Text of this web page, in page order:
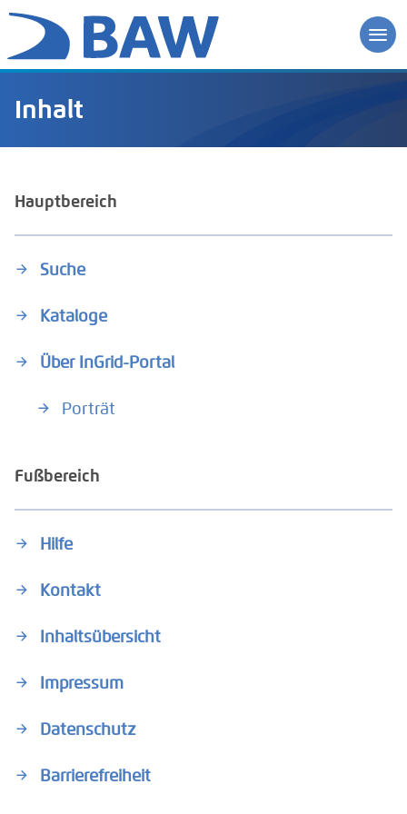
Inhalt
Hauptbereich
Suche
Kataloge
Über InGrid-Portal
Porträt
Fußbereich
Hilfe
Kontakt
Inhaltsübersicht
Impressum
Datenschutz
Barrierefreiheit